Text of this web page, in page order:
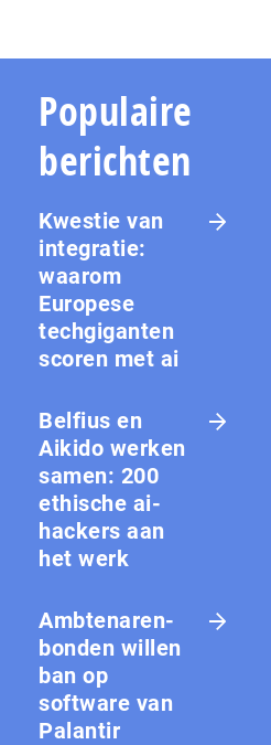
Populaire
berichten
Kwestie van
integratie:
waarom
Europese
techgiganten
scoren met ai
Belfius en
Aikido werken
samen: 200
ethische ai-
hackers aan
het werk
Amb­te­na­ren­
bon­den willen
ban op
software van
Palantir